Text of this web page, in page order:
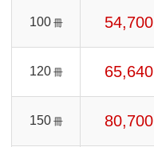
100 冊 54,700
120 冊 65,640
150 冊 80,700